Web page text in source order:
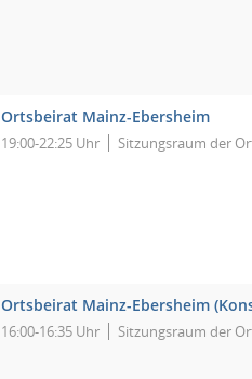
Ortsbeirat Mainz-Ebersheim
19:00-22:25 Uhr Sitzungsraum der
Ortsbeirat Mainz-Ebersheim
16:00-16:35 Uhr Sitzungsraum der